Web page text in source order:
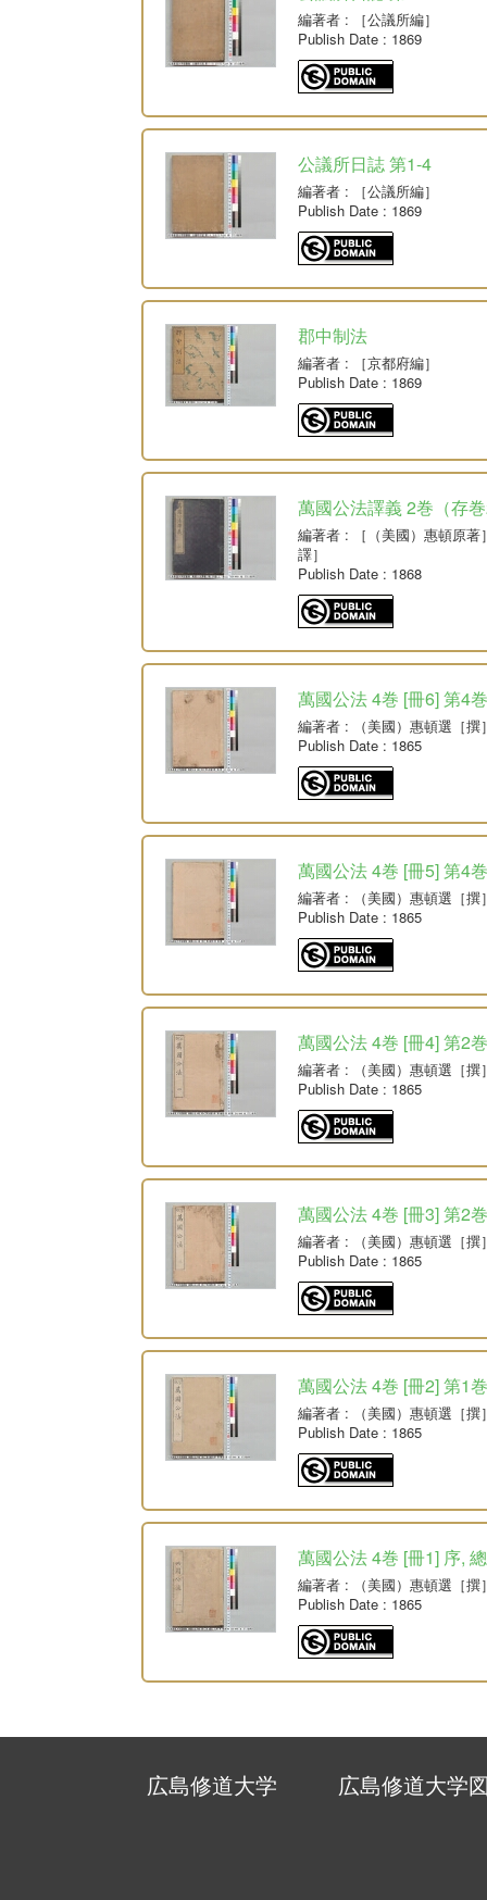
編著者 : ［公議所編］
Publish Date : 1869
公議所日誌 第1-4
編著者 : ［公議所編］
Publish Date : 1869
郡中制法
編著者 : ［京都府編］
Publish Date : 1869
萬國公法譯義 2巻（存
編著者 : ［（美國）惠頓原
譯］
Publish Date : 1868
萬國公法 4巻 [冊6] 第4
編著者 : （美國）惠頓選［撰
Publish Date : 1865
萬國公法 4巻 [冊5] 第4
編著者 : （美國）惠頓選［撰
Publish Date : 1865
萬國公法 4巻 [冊4] 第2
編著者 : （美國）惠頓選［撰
Publish Date : 1865
萬國公法 4巻 [冊3] 第2
編著者 : （美國）惠頓選［撰
Publish Date : 1865
萬國公法 4巻 [冊2] 第1
編著者 : （美國）惠頓選［撰
Publish Date : 1865
萬國公法 4巻 [冊1] 序,
編著者 : （美國）惠頓選［撰
Publish Date : 1865
広島修道大学 広島修道大学